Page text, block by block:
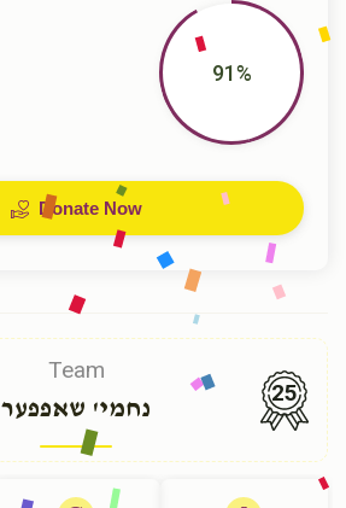
91%
Donate Now
Team
נחמי' שאפפער
25